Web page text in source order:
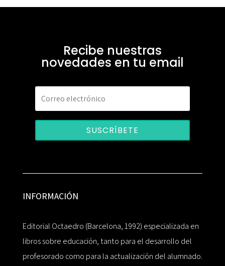
Recibe nuestras
novedades en tu email
SUSCRÍBETE
INFORMACIÓN
Editorial Octaedro (Barcelona, 1992) especializada en
libros sobre educación, tanto para el desarrollo del
profesorado como para la actualización del alumnado.